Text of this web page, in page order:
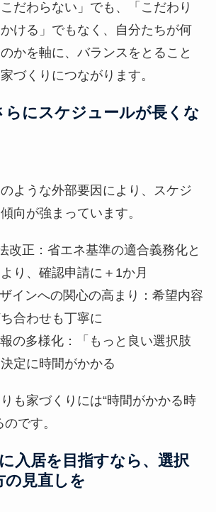
こだわらない」でも、「こだわり
ける」でもなく、自分たちが何
かを軸に、バランスをとること
づくりにつながります。
らにスケジュールが長くな
ような外部要因により、スケジ
向が強まっています。
改正：省エネ基準の適合義務化と
り、確認申請に＋1か月
インへの関心の高まり：希望内容
合わせも丁寧に
の多様化：「もっと良い選択肢
定に時間がかかる
も家づくりには“時間がかかる時
です。
入居を目指すなら、選択
の見直しを